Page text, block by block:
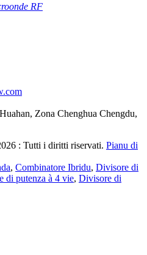
RF
Zona Chenghua Chengdu,
: Tutti i diritti riservati. Pianu di
, Combinatore Ibridu, Divisore di
di putenza à 4 vie, Divisore di